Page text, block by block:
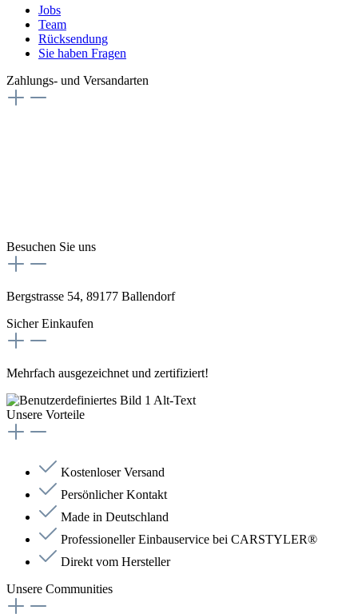
Jobs
Team
Rücksendung
Sie haben Fragen
Zahlungs- und Versandarten
Besuchen Sie uns
Bergstrasse 54, 89177 Ballendorf
Sicher Einkaufen
Mehrfach ausgezeichnet und zertifiziert!
Unsere Vorteile
Kostenloser Versand
Persönlicher Kontakt
Made in Deutschland
Professioneller Einbauservice bei CARSTYLER®
Direkt vom Hersteller
Unsere Communities